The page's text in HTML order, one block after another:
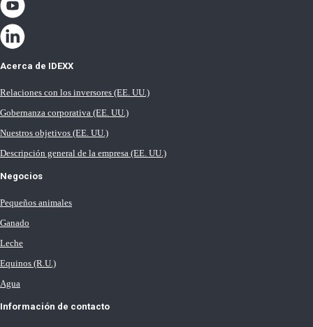
Acerca de IDEXX
Relaciones con los inversores (EE. UU.)
Gobernanza corporativa (EE. UU.)
Nuestros objetivos (EE. UU.)
Descripción general de la empresa (EE. UU.)
Negocios
Pequeños animales
Ganado
Leche
Equinos (R.U.)
Agua
Información de contacto